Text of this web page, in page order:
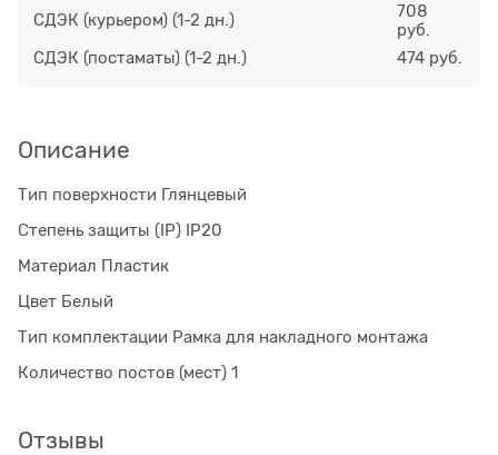
СДЭК (курьером) (1-2 дн.)
708
руб.
СДЭК (постаматы) (1-2 дн.) 474 руб.
Описание
Тип поверхности Глянцевый
Степень защиты (IP) IP20
Материал Пластик
Цвет Белый
Тип комплектации Рамка для накладного монтажа
Количество постов (мест) 1
Отзывы